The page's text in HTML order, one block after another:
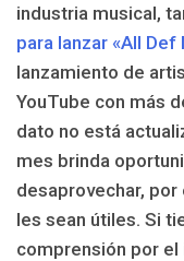
industria musical,
para lanzar «All Def
lanzamiento de
YouTube con más
dato no está
mes brinda
desaprovechar,
les sean útiles. Si
comprensión por el